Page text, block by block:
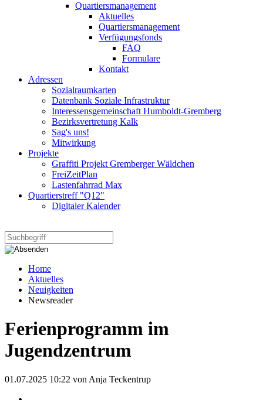
Quartiersmanagement
Aktuelles
Quartiersmanagement
Verfügungsfonds
FAQ
Formulare
Kontakt
Adressen
Sozialraumkarten
Datenbank Soziale Infrastruktur
Interessensgemeinschaft Humboldt-Gremberg
Bezirksvertretung Kalk
Sag's uns!
Mitwirkung
Projekte
Graffiti Projekt Gremberger Wäldchen
FreiZeitPlan
Lastenfahrrad Max
Quartierstreff "Q12"
Digitaler Kalender
Home
Aktuelles
Neuigkeiten
Newsreader
Ferienprogramm im
Jugendzentrum
01.07.2025 10:22 von Anja Teckentrup